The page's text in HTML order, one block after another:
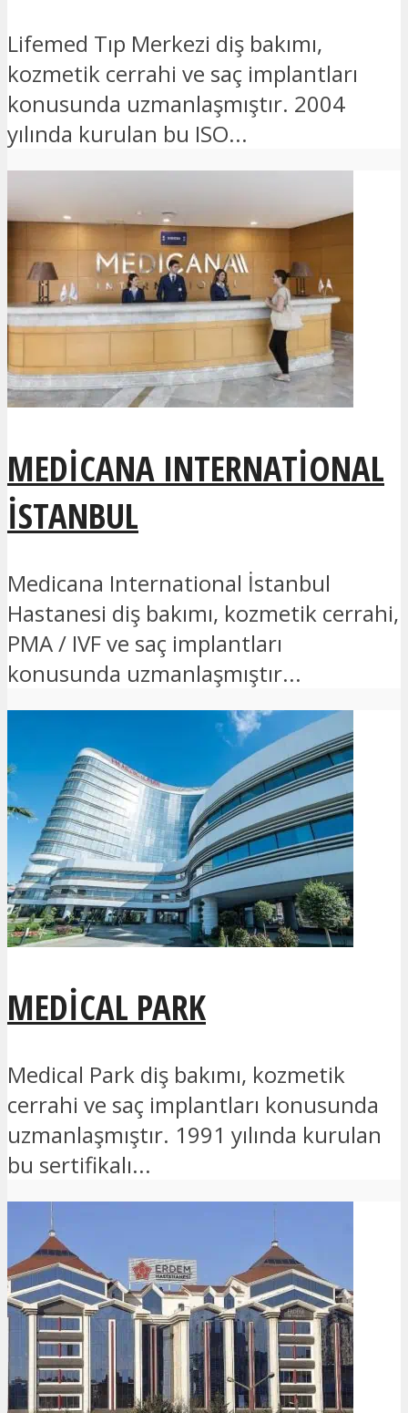
Lifemed Tıp Merkezi diş bakımı,
kozmetik cerrahi ve saç implantları
konusunda uzmanlaşmıştır. 2004
yılında kurulan bu ISO...
MEDICANA INTERNATIONAL
İSTANBUL
Medicana International İstanbul
Hastanesi diş bakımı, kozmetik cerrahi,
PMA / IVF ve saç implantları
konusunda uzmanlaşmıştır...
MEDICAL PARK
Medical Park diş bakımı, kozmetik
cerrahi ve saç implantları konusunda
uzmanlaşmıştır. 1991 yılında kurulan
bu sertifikalı...